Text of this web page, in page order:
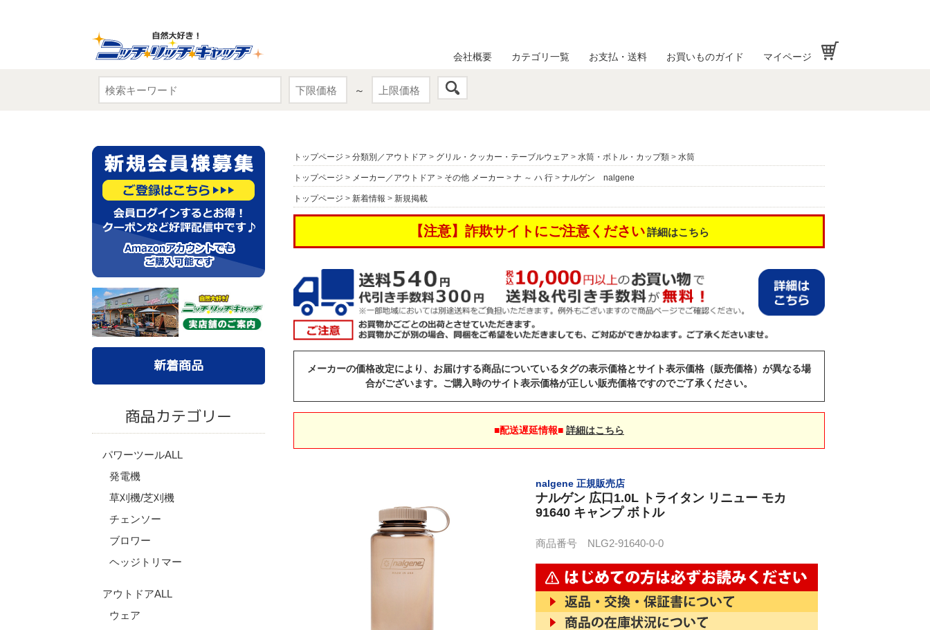
～
会社概要 カテゴリ一覧 お支払・送料 お買いものガイド マイページ
新着商品
商品カテゴリー
パワーツールALL
発電機
草刈機/芝刈機
チェンソー
ブロワー
ヘッジトリマー
アウトドアALL
ウェア
トップページ > 分類別／アウトドア > グリル・クッカー・テーブルウェア > 水筒・ボトル・カップ類 > 水筒
トップページ > メーカー／アウトドア > その他 メーカー > ナ ～ ハ 行 > ナルゲン nalgene
トップページ > 新着情報 > 新規掲載
【注意】詐欺サイトにご注意ください 詳細はこちら
メーカーの価格改定により、お届けする商品についているタグの表示価格とサイト表示価格（販売価格）が異なる場
合がございます。ご購入時のサイト表示価格が正しい販売価格ですのでご了承ください。
■配送遅延情報■ 詳細はこちら
nalgene 正規販売店
ナルゲン 広口1.0L トライタン リニュー モカ
91640 キャンプ ボトル
商品番号 NLG2-91640-0-0